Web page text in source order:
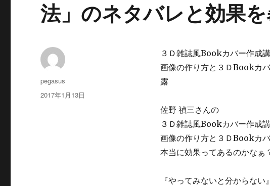
法」のネタバレと効果
３Ｄ雑誌風Bookカバー作成
画像の作り方と３ＤBookカ
露
佐野 禎三さんの
３Ｄ雑誌風Bookカバー作成
画像の作り方と３ＤBookカ
本当に効果ってあるのかなぁ
『やってみないと分からない
投
稿
pegasus
投
2017年1月13日